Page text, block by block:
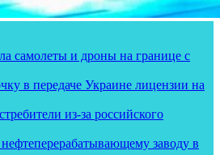
самолеты и дроны на границе с
в передаче Украине лицензии на
из-за российского
заводу в